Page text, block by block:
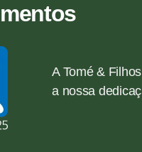
A Tomé &
a nossa